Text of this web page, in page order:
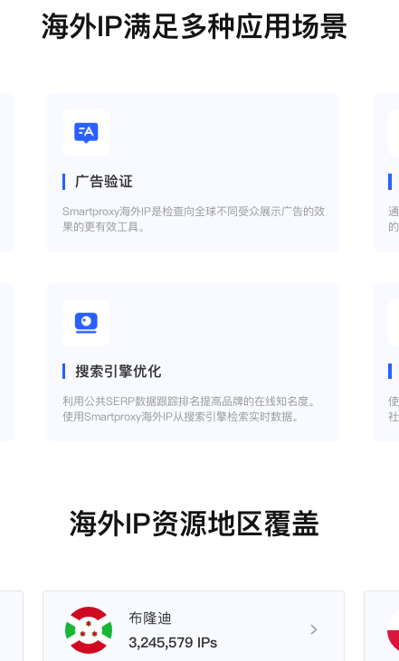
海外IP满足多种应用场景
广告验证
Smartproxy海外IP是检查向全球不同受众展示广告的效
果的更有效工具。
搜索引擎优化
利用公共SERP数据跟踪排名提高品牌的在线知名度。
使用Smartproxy海外IP从搜索引擎检索实时数据。
海外IP资源地区覆盖
布隆迪
3,245,579 IPs